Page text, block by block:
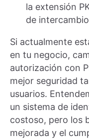
la extensión
de
Si actualmente
en tu negocio,
autorización con
mejor seguridad
usuarios.
un sistema de
costoso, pero los
mejorada y el